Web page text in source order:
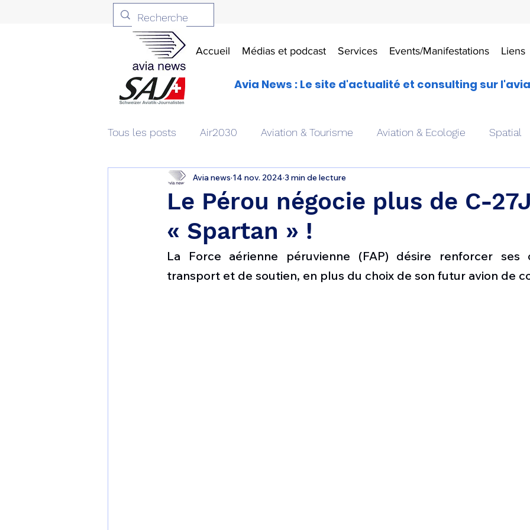
Accueil Médias et podcast Services Events/Manifestations Liens
Avia News : Le site d'actualité et consulting sur
Tous les posts Air2030 Aviation & Tourisme Aviation & Ecologie Spatial
Aviation & Défense Livres Drones aériens
Patrimoine aéronautique Avionique & pilotage
1 er avril Motorisation Défense sol-air DSA Amphibie Drones
Le Pérou négocie plus de C-27J
« Spartan » !
Avia news 14 nov. 2024 3 min de lecture
La Force aérienne péruvienne (FAP) désire renforcer ses
transport et de soutien, en plus du choix de son futur avion de